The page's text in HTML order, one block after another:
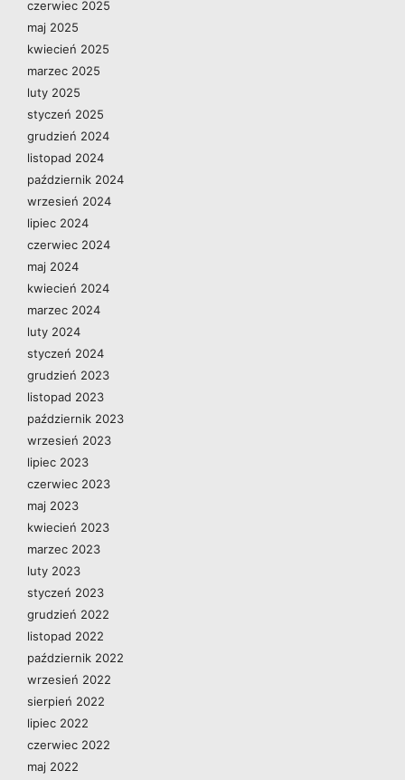
czerwiec 2025
maj 2025
kwiecień 2025
marzec 2025
luty 2025
styczeń 2025
grudzień 2024
listopad 2024
październik 2024
wrzesień 2024
lipiec 2024
czerwiec 2024
maj 2024
kwiecień 2024
marzec 2024
luty 2024
styczeń 2024
grudzień 2023
listopad 2023
październik 2023
wrzesień 2023
lipiec 2023
czerwiec 2023
maj 2023
kwiecień 2023
marzec 2023
luty 2023
styczeń 2023
grudzień 2022
listopad 2022
październik 2022
wrzesień 2022
sierpień 2022
lipiec 2022
czerwiec 2022
maj 2022